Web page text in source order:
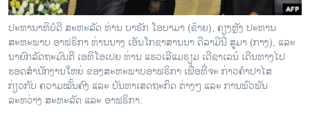
ວີດີໂອ
ສຽງ
ລາຍການກະຈາຍສຽງ
ລາຍງານ
ຕິດຕາມພວກເຮົາ ທີ່
ປະທານາທິບໍດີ ສະຫະລັດ ທ່ານ ບາຣັກ ໂອບາມາ (ຊ້າຍ), ຄຽງຫຼັງ ປະທານ
ສະຫະພາບ ອາຟຣິກາ ທ່ານນາງ ເອັນໂກຊາສານນາ ດີລາມີນີ ສູມາ (ກາງ), ແລະ
ນາຍົກລັດຖະມົນຕີ ເອທິໂອເປຍ ທ່ານ ແຮວເລີແມຣຽມ ເດີຊາເລນ໌ ເດີນທາງໄປ
ຮອດສຳນັກງານໃຫຍ່ ຂອງສະຫະພາບອາຟຣິກາ ເພື່ອທີ່ຈະ ກ່າວຄຳປາໄສ
ກ່ຽວກັບ ຄວາມໝັ້ນຄົງ ແລະ ບັນຫາເສດຖະກິດ ຕ່າງໆ ແລະ ການພົວພັນ
ລະຫວ່າງ ສະຫະລັດ ແລະ ອາຟຣິກາ.